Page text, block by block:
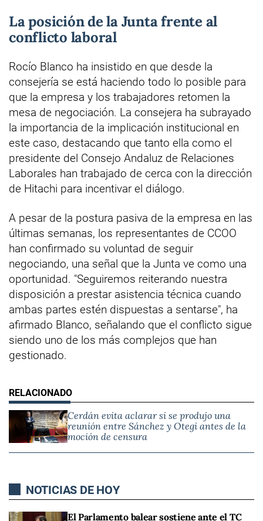
La posición de la Junta frente al
conflicto laboral
Rocío Blanco ha insistido en que desde la
consejería se está haciendo todo lo posible para
que la empresa y los trabajadores retomen la
mesa de negociación. La consejera ha subrayado
la importancia de la implicación institucional en
este caso, destacando que tanto ella como el
presidente del Consejo Andaluz de Relaciones
Laborales han trabajado de cerca con la dirección
de Hitachi para incentivar el diálogo.
A pesar de la postura pasiva de la empresa en las
últimas semanas, los representantes de CCOO
han confirmado su voluntad de seguir
negociando, una señal que la Junta ve como una
oportunidad. "Seguiremos reiterando nuestra
disposición a prestar asistencia técnica cuando
ambas partes estén dispuestas a sentarse", ha
afirmado Blanco, señalando que el conflicto sigue
siendo uno de los más complejos que han
gestionado.
Cerdán evita aclarar si se produjo una
reunión entre Sánchez y Otegi antes de la
moción de censura
NOTICIAS DE HOY
El Parlamento balear sostiene ante el TC